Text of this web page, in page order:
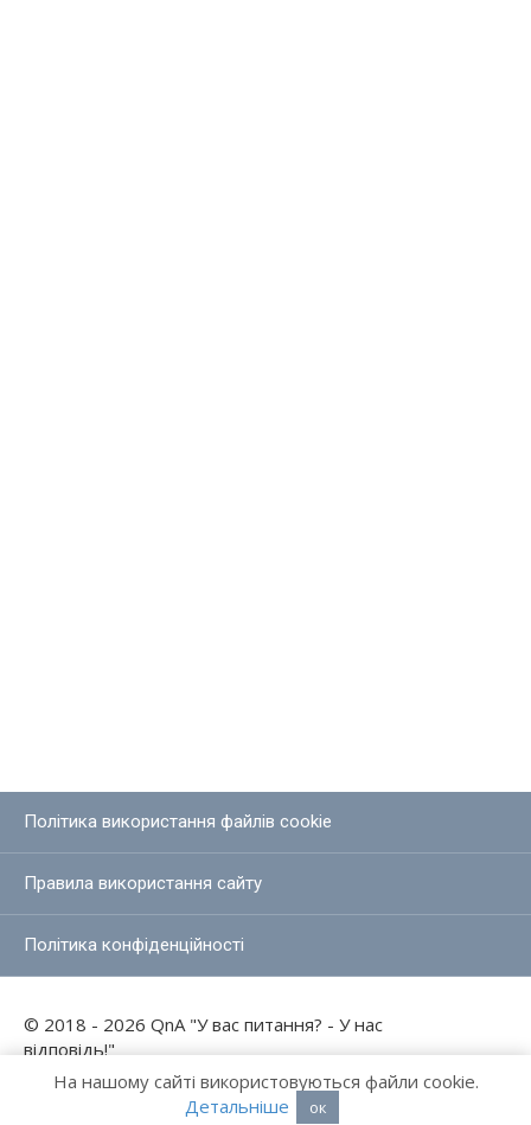
Політика використання файлів cookie
Правила використання сайту
Політика конфіденційності
© 2018 - 2026 QnA "У вас питання? - У нас
відповідь!"
На нашому сайті використовуються файли cookie.
Детальніше
ок